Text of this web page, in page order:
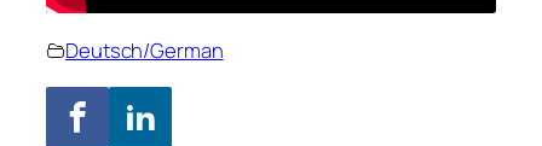
Deutsch/German